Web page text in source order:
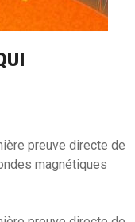
preuve directe de
magnétiques